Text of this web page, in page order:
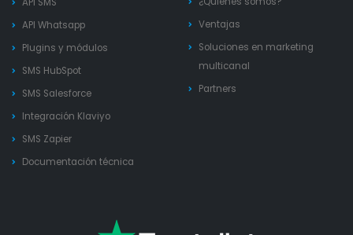
API Whatsapp
Plugins y módulos
SMS HubSpot
SMS Salesforce
Integración Klaviyo
SMS Zapier
Documentación técnica
Ventajas
Soluciones en marketing
multicanal
Partners